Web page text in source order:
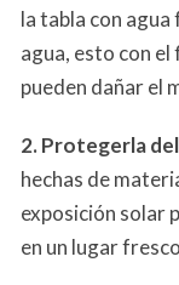
la tabla con agua
agua, esto con el
pueden dañar el
2. Protegerla
hechas de
exposición solar
en un lugar